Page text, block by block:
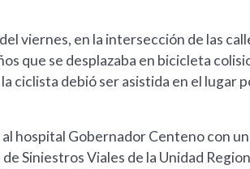
viernes, en la intersección de las
que se desplazaba en bicicleta
ciclista debió ser asistida en el lugar
hospital Gobernador Centeno con
Siniestros Viales de la Unidad